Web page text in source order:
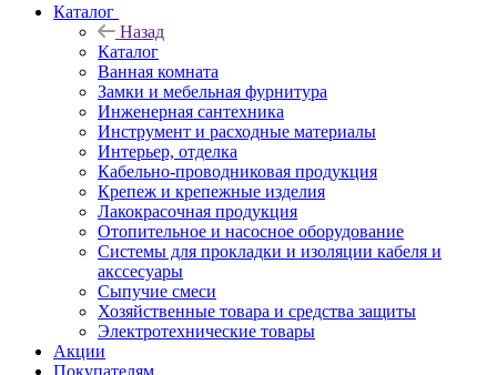
Каталог
Назад
Каталог
Ванная комната
Замки и мебельная фурнитура
Инженерная сантехника
Инструмент и расходные материалы
Интерьер, отделка
Кабельно-проводниковая продукция
Крепеж и крепежные изделия
Лакокрасочная продукция
Отопительное и насосное оборудование
Системы для прокладки и изоляции кабеля и
акссесуары
Сыпучие смеси
Хозяйственные товара и средства защиты
Электротехнические товары
Акции
Покупателям